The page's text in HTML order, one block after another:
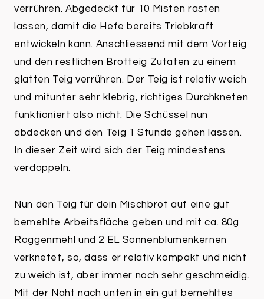
verrühren. Abgedeckt für 10 Misten rasten
lassen, damit die Hefe bereits Triebkraft
entwickeln kann. Anschliessend mit dem Vorteig
und den restlichen Brotteig Zutaten zu einem
glatten Teig verrühren. Der Teig ist relativ weich
und mitunter sehr klebrig, richtiges Durchkneten
funktioniert also nicht. Die Schüssel nun
abdecken und den Teig 1 Stunde gehen lassen.
In dieser Zeit wird sich der Teig mindestens
verdoppeln.
Nun den Teig für dein Mischbrot auf eine gut
bemehlte Arbeitsfläche geben und mit ca. 80g
Roggenmehl und 2 EL Sonnenblumenkernen
verknetet, so, dass er relativ kompakt und nicht
zu weich ist, aber immer noch sehr geschmeidig.
Mit der Naht nach unten in ein gut bemehltes